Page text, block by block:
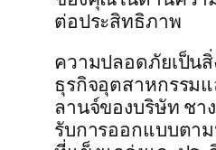
ต่อประสิทธิภาพ
ความปลอดภัยเป็น
ธุรกิจอุตสาหกรรมแ
ลานจ์ของบริษัท ชา
รับการออกแบบตา